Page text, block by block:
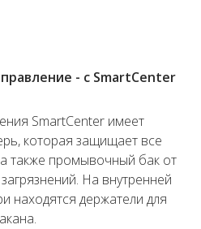
- c SmartCenter
SmartCenter имеет
которая защищает все
также промывочный бак от
На внутренней
находятся держатели для